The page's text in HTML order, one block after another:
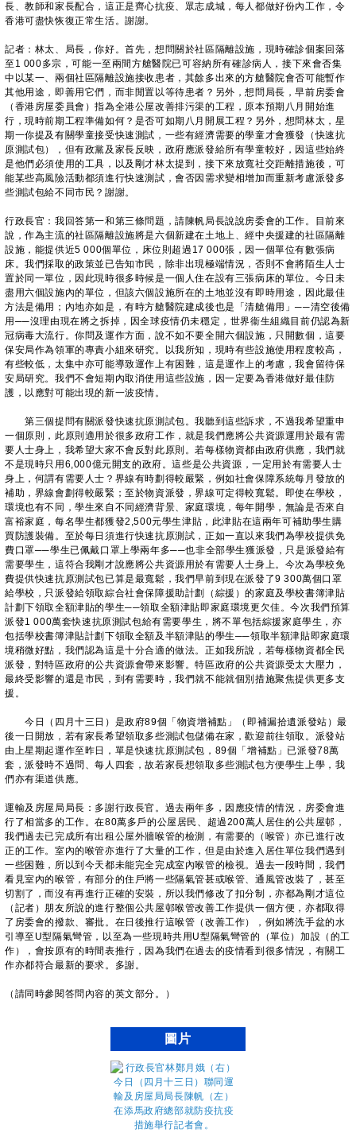
長、教師和家長配合，這正是齊心抗疫、眾志成城，每人都做好份內工作，令
香港可盡快恢復正常生活。謝謝。
記者：林太、局長，你好。首先，想問關於社區隔離設施，現時確診個案回落
至1 000多宗，可能一至兩間方艙醫院已可容納所有確診病人，接下來會否集
中以某一、兩個社區隔離設施接收患者，其餘多出來的方艙醫院會否可能暫作
其他用途，即善用它們，而非閒置以等待患者？另外，想問局長，早前房委會
（香港房屋委員會）指為全港公屋改善排污渠的工程，原本預期八月開始進
行，現時前期工程準備如何？是否可如期八月開展工程？另外，想問林太，星
期一你提及有關學童接受快速測試，一些有經濟需要的學童才會獲發（快速抗
原測試包），但有政黨及家長反映，政府應派發給所有學童較好，因這些始終
是他們必須使用的工具，以及剛才林太提到，接下來放寬社交距離措施後，可
能某些高風險活動都須進行快速測試，會否因需求變相增加而重新考慮派發多
些測試包給不同市民？謝謝。
行政長官：我回答第一和第三條問題，請陳帆局長說說房委會的工作。目前來
說，作為主流的社區隔離設施將是六個新建在土地上、經中央援建的社區隔離
設施，能提供近5 000個單位，床位則超過17 000張，因一個單位有數張病
床。我們採取的政策並已告知市民，除非出現極端情況，否則不會將陌生人士
置於同一單位，因此現時很多時候是一個人住在設有三張病床的單位。今日未
盡用六個設施內的單位，但該六個設施所在的土地並沒有即時用途，因此最佳
方法是備用；內地亦如是，有時方艙醫院建成後也是「清艙備用」──清空後備
用──沒理由現在將之拆掉，因全球疫情仍未穩定，世界衞生組織目前仍認為新
冠病毒大流行。你問及運作方面，說不如不要全開六個設施，只開數個，這要
保安局作為領軍的專責小組來研究。以我所知，現時有些設施使用程度較高，
有些較低，太集中亦可能導致運作上有困難，這是運作上的考慮，我會留待保
安局研究。我們不會短期內取消使用這些設施，因一定要為香港做好最佳防
護，以應對可能出現的新一波疫情。
第三個提問有關派發快速抗原測試包。我聽到這些訴求，不過我希望重申
一個原則，此原則適用於很多政府工作，就是我們應將公共資源運用於最有需
要人士身上，我希望大家不會反對此原則。若每樣物資都由政府供應，我們就
不是現時只用6,000億元開支的政府。這些是公共資源，一定用於有需要人士
身上，何謂有需要人士？界線有時劃得較嚴緊，例如社會保障系統每月發放的
補助，界線會劃得較嚴緊；至於物資派發，界線可定得較寬鬆。即使在學校，
環境也有不同，學生來自不同經濟背景、家庭環境，每年開學，無論是否來自
富裕家庭，每名學生都獲發2,500元學生津貼，此津貼在這兩年可補助學生購
買防護裝備。至於每日須進行快速抗原測試，正如一直以來我們為學校提供免
費口罩──學生已佩戴口罩上學兩年多──也非全部學生獲派發，只是派發給有
需要學生，這符合我剛才說應將公共資源用於有需要人士身上。今次為學校免
費提供快速抗原測試包已算是最寬鬆，我們早前到現在派發了9 300萬個口罩
給學校，只派發給領取綜合社會保障援助計劃（綜援）的家庭及學校書簿津貼
計劃下領取全額津貼的學生──領取全額津貼即家庭環境更欠佳。今次我們預算
派發1 000萬套快速抗原測試包給有需要學生，將不單包括綜援家庭學生，亦
包括學校書簿津貼計劃下領取全額及半額津貼的學生──領取半額津貼即家庭環
境稍微好點，我們認為這是十分合適的做法。正如我所說，若每樣物資都全民
派發，對特區政府的公共資源會帶來影響。特區政府的公共資源受太大壓力，
最終受影響的還是市民，到有需要時，我們就不能就個別措施聚焦提供更多支
援。
今日（四月十三日）是政府89個「物資增補點」（即補漏拾遺派發站）最
後一日開放，若有家長希望領取多些測試包儲備在家，歡迎前往領取。派發站
由上星期起運作至昨日，單是快速抗原測試包，89個「增補點」已派發78萬
套，派發時不過問、每人四套，故若家長想領取多些測試包方便學生上學，我
們亦有渠道供應。
運輸及房屋局局長：多謝行政長官。過去兩年多，因應疫情的情況，房委會進
行了相當多的工作。在80萬多戶的公屋居民、超過200萬人居住的公共屋邨，
我們過去已完成所有出租公屋外牆喉管的檢測，有需要的（喉管）亦已進行改
正的工作。室內的喉管亦進行了大量的工作，但是由於進入居住單位我們遇到
一些困難，所以到今天都未能完全完成室內喉管的檢視。過去一段時間，我們
看見室內的喉管，有部分的住戶將一些隔氣管甚或喉管、通風管改裝了，甚至
切割了，而沒有再進行正確的安裝，所以我們修改了扣分制，亦都為剛才這位
（記者）朋友所說的進行整個公共屋邨喉管改善工作提供一個方便，亦都取得
了房委會的撥款、審批。在日後推行這喉管（改善工作），例如將洗手盆的水
引導至U型隔氣彎管，以至為一些現時共用U型隔氣彎管的（單位）加設（的工
作），會按原有的時間表推行，因為我們在過去的疫情看到很多情況，有關工
作亦都符合最新的要求。多謝。
（請同時參閱答問內容的英文部分。）
圖片